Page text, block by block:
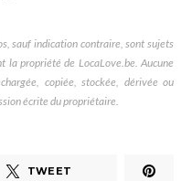
sauf indication contraire, sont sujets
propriété de LocaLove.be. Aucune
copiée, stockée, dérivée ou
écrite du propriétaire.
TWEET